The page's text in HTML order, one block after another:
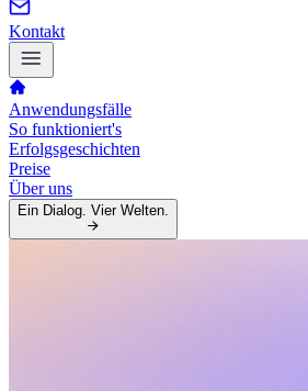
Kontakt
Anwendungsfälle
So funktioniert's
Erfolgsgeschichten
Preise
Über uns
Ein Dialog. Vier Welten.